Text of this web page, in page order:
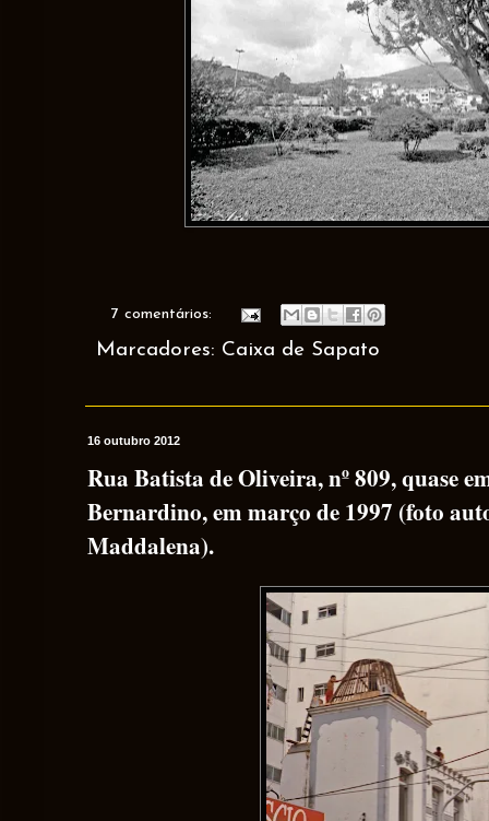
7 comentários:
Marcadores: Caixa de Sapato
16 outubro 2012
Rua Batista de Oliveira, nº 809, quase
Bernardino, em março de 1997 (foto
Maddalena).